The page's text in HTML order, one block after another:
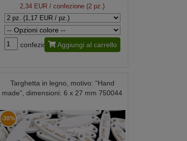
2,34 EUR / confezione (2 pz.)
confezione Aggiungi al carrello
Targhetta in legno, motivo: “Hand
made”, dimensioni: 6 x 27 mm 750044
-30%